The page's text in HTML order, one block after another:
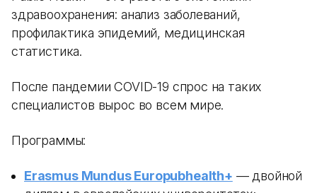
здравоохранения: анализ заболеваний,
профилактика эпидемий, медицинская
статистика.
После пандемии COVID-19 спрос на таких
специалистов вырос во всем мире.
Программы:
Erasmus Mundus Europubhealth+ — двойной